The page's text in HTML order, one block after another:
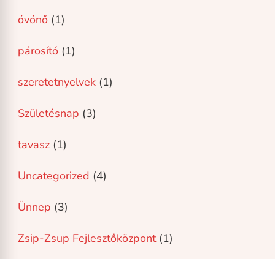
óvónő (1)
párosító (1)
szeretetnyelvek (1)
Születésnap (3)
tavasz (1)
Uncategorized (4)
Ünnep (3)
Zsip-Zsup Fejlesztőközpont(1)